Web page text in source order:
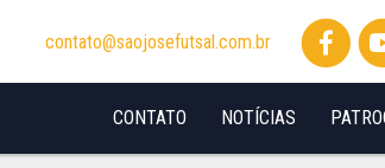
contato@saojosefutsal.com.br
NOTÍCIAS
CONTATO